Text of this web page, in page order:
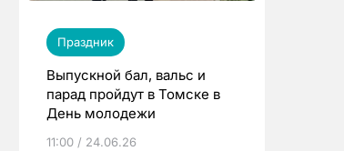
Праздник
Выпускной бал, вальс и
парад пройдут в Томске в
День молодежи
11:00 / 24.06.26